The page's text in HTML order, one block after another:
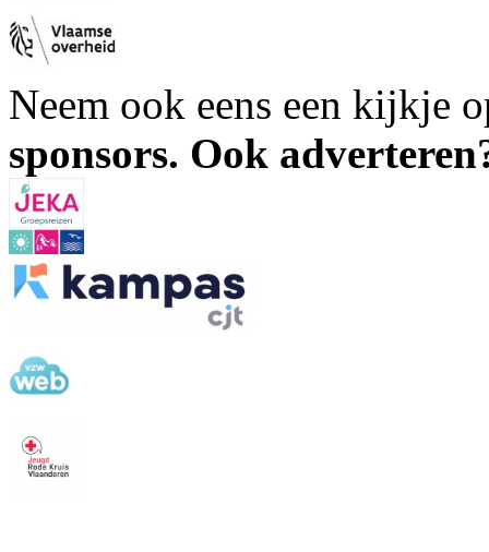
Neem ook eens een kijkje
sponsors. Ook